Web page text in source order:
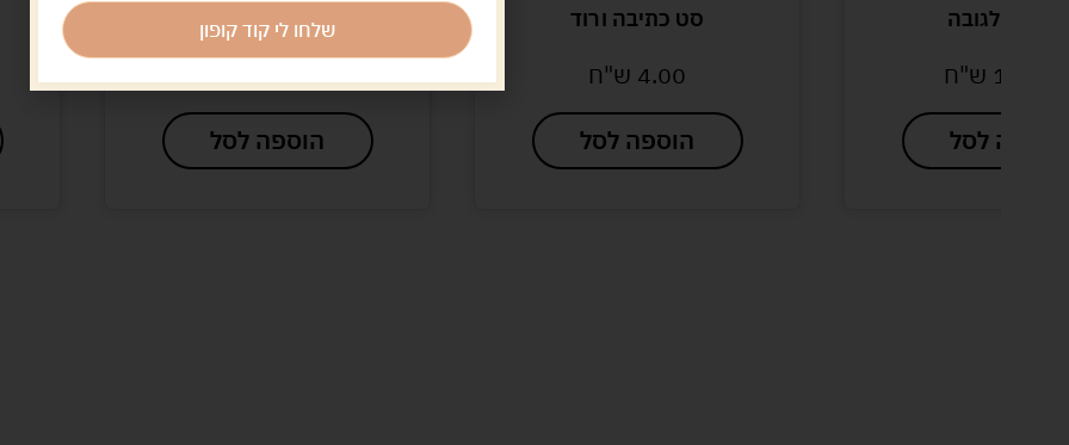
קטמינו לגובה
154.00 ש"ח
הוספה לסל
סט כתיבה ורוד
4.00 ש"ח
הוספה לסל
קסדת ילדים ויפר
69.00ש"ח
הוספה לסל
שלחו לי קוד קופון